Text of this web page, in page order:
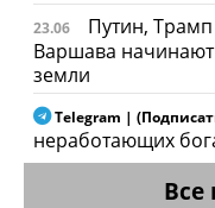
23.06
Путин,
Варшава
земли
Telegram |
неработающих
Все